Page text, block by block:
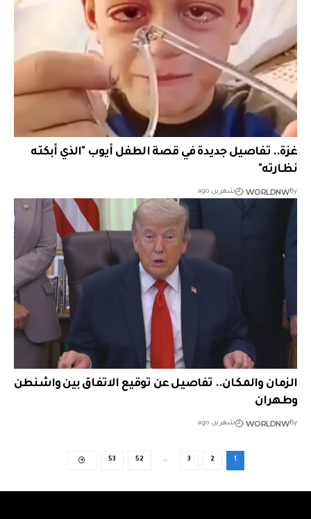
غزة.. تفاصيل جديدة في قصة الطفل أيوب "الذي أبكته
نظارته"
By
WORLDNW شهرين ago
الزمان والمكان.. تفاصيل عن توقيع الاتفاق بين واشنطن
وطهران
By
WORLDNW شهرين ago
1
2
3
…
52
53